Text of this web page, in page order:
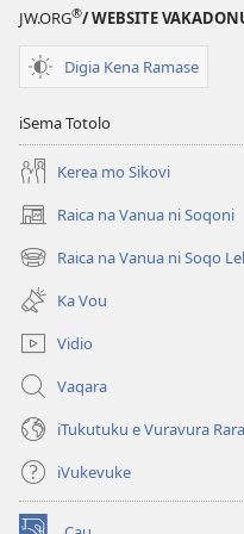
JW.ORG®/ WEBSITE
Digia Kena Ramase
iSema Totolo
Kerea mo Sikovi
Raica na Vanua ni Soqoni
(opens
new
window)
Raica na Vanua ni Soqo
(opens
new
window)
Ka Vou
Vidio
Vaqara
iTukutuku e Vuravura
iVukevuke